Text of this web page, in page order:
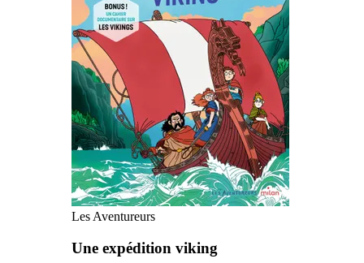
Les Aventureurs
Une expédition viking